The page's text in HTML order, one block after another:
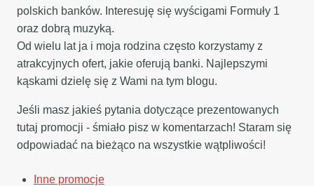
polskich banków. Interesuję się wyścigami Formuły 1
oraz dobrą muzyką.
Od wielu lat ja i moja rodzina często korzystamy z
atrakcyjnych ofert, jakie oferują banki. Najlepszymi
kąskami dzielę się z Wami na tym blogu.
Jeśli masz jakieś pytania dotyczące prezentowanych
tutaj promocji - śmiało pisz w komentarzach! Staram się
odpowiadać na bieżąco na wszystkie wątpliwości!
Inne promocje